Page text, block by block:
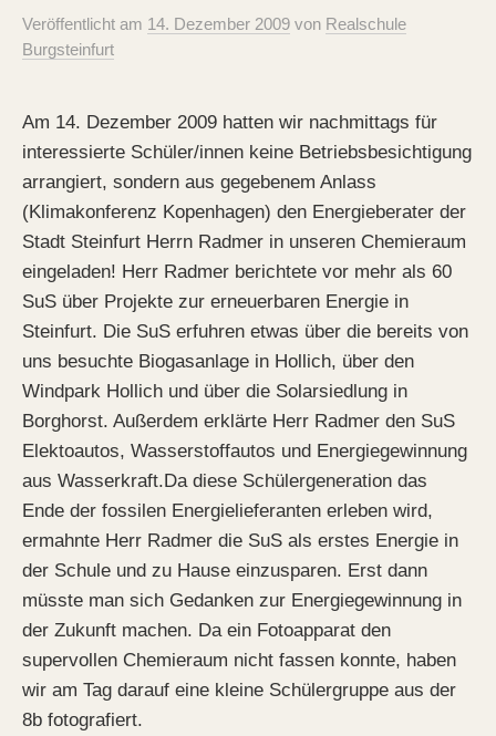
Veröffentlicht am 14. Dezember 2009 von Realschule
Burgsteinfurt
Am 14. Dezember 2009 hatten wir nachmittags für
interessierte Schüler/innen keine Betriebsbesichtigung
arrangiert, sondern aus gegebenem Anlass
(Klimakonferenz Kopenhagen) den Energieberater der
Stadt Steinfurt Herrn Radmer in unseren Chemieraum
eingeladen! Herr Radmer berichtete vor mehr als 60
SuS über Projekte zur erneuerbaren Energie in
Steinfurt. Die SuS erfuhren etwas über die bereits von
uns besuchte Biogasanlage in Hollich, über den
Windpark Hollich und über die Solarsiedlung in
Borghorst. Außerdem erklärte Herr Radmer den SuS
Elektoautos, Wasserstoffautos und Energiegewinnung
aus Wasserkraft.Da diese Schülergeneration das
Ende der fossilen Energielieferanten erleben wird,
ermahnte Herr Radmer die SuS als erstes Energie in
der Schule und zu Hause einzusparen. Erst dann
müsste man sich Gedanken zur Energiegewinnung in
der Zukunft machen. Da ein Fotoapparat den
supervollen Chemieraum nicht fassen konnte, haben
wir am Tag darauf eine kleine Schülergruppe aus der
8b fotografiert.